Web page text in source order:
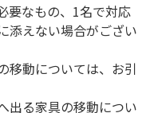
要なもの、1名で対応
添えない場合がござい
移動については、お引
出る家具の移動につい